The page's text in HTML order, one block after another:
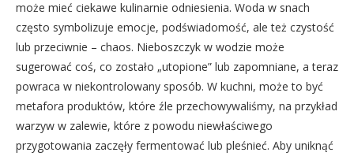
może mieć ciekawe kulinarnie odniesienia. Woda w snach
często symbolizuje emocje, podświadomość, ale też czystość
lub przeciwnie – chaos. Nieboszczyk w wodzie może
sugerować coś, co zostało „utopione” lub zapomniane, a teraz
powraca w niekontrolowany sposób. W kuchni, może to być
metafora produktów, które źle przechowywaliśmy, na przykład
warzyw w zalewie, które z powodu niewłaściwego
przygotowania zaczęły fermentować lub pleśnieć. Aby uniknąć